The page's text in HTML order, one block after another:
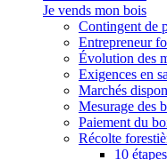
Je vends mon bois
Contingent de
Entrepreneur
Évolution des
Exigences en
Marchés
Mesurage des
Paiement du
Récolte
10